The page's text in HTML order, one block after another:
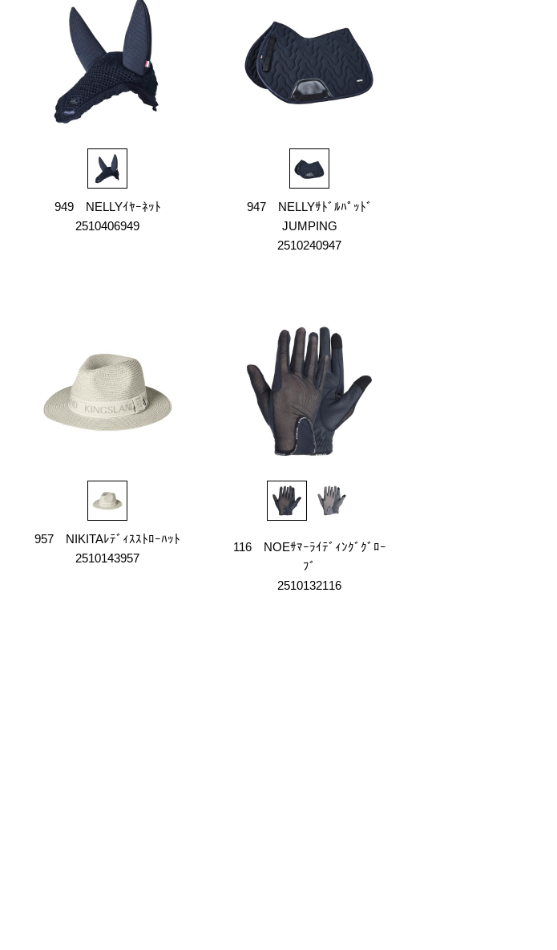
949 NELLYｲﾔｰﾈｯﾄ
2510406949
947 NELLYｻﾄﾞﾙﾊﾟｯﾄﾞ
JUMPING
2510240947
957 NIKITAﾚﾃﾞｨｽｽﾄﾛｰﾊｯﾄ
2510143957
116 NOEｻﾏｰﾗｲﾃﾞｨﾝｸﾞｸﾞﾛｰ
ﾌﾞ
2510132116